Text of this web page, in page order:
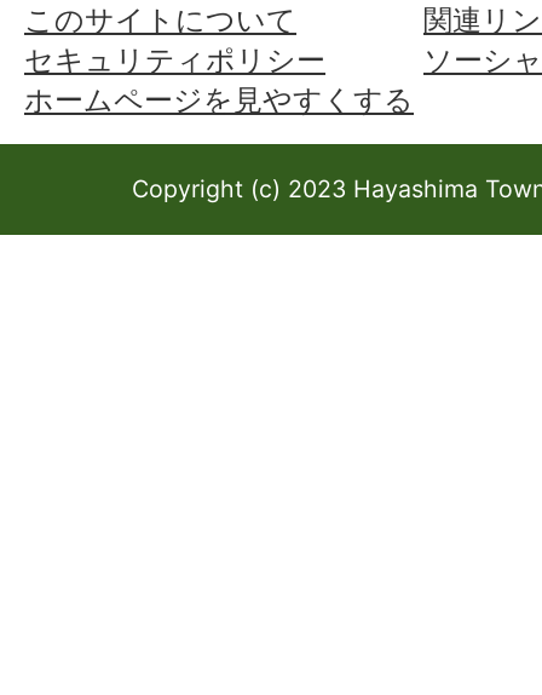
このサイトについて
関連リ
セキュリティポリシー
ソーシ
ホームページを見やすくする
Copyright (c) 2023 Hayashima